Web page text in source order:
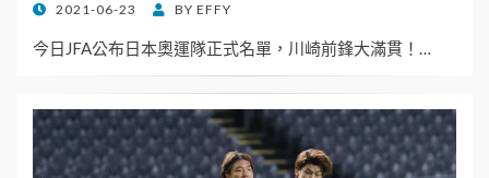
POSTED
2021-06-23 BY EFFY
今日JFA公布日本奧運隊正式名單，川崎前鋒大滿貫！…